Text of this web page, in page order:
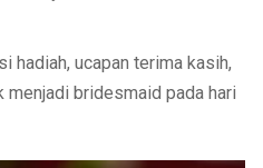
hadiah, ucapan terima kasih,
menjadi bridesmaid pada hari